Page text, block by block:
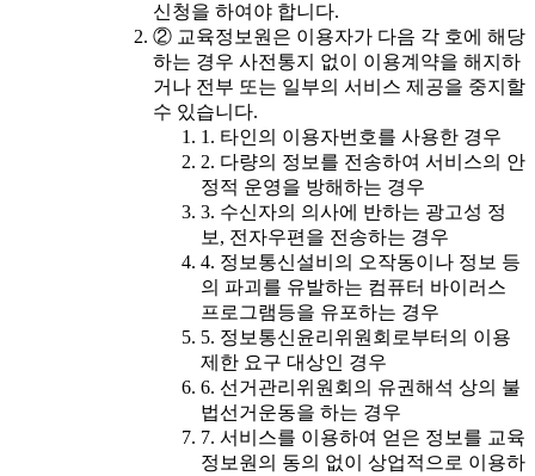
신청을 하여야 합니다.
② 교육정보원은 이용자가 다음 각 호에 해당
하는 경우 사전통지 없이 이용계약을 해지하
거나 전부 또는 일부의 서비스 제공을 중지할
수 있습니다.
1. 타인의 이용자번호를 사용한 경우
2. 다량의 정보를 전송하여 서비스의 안
정적 운영을 방해하는 경우
3. 수신자의 의사에 반하는 광고성 정
보, 전자우편을 전송하는 경우
4. 정보통신설비의 오작동이나 정보 등
의 파괴를 유발하는 컴퓨터 바이러스
프로그램등을 유포하는 경우
5. 정보통신윤리위원회로부터의 이용
제한 요구 대상인 경우
6. 선거관리위원회의 유권해석 상의 불
법선거운동을 하는 경우
7. 서비스를 이용하여 얻은 정보를 교육
정보원의 동의 없이 상업적으로 이용하